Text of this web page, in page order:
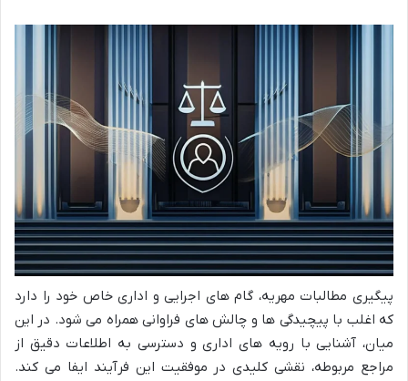
پیگیری مطالبات مهریه، گام های اجرایی و اداری خاص خود را دارد
که اغلب با پیچیدگی ها و چالش های فراوانی همراه می شود. در این
میان، آشنایی با رویه های اداری و دسترسی به اطلاعات دقیق از
مراجع مربوطه، نقشی کلیدی در موفقیت این فرآیند ایفا می کند.